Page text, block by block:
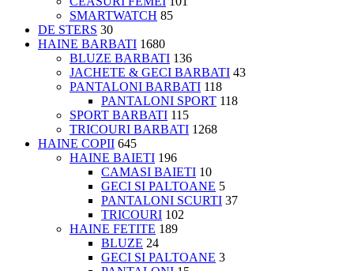
SMARTWATCH 85
DE STERS 30
HAINE BARBATI 1680
BLUZE BARBATI 136
JACHETE & GECI BARBATI 43
PANTALONI BARBATI 118
PANTALONI SPORT 118
SPORT BARBATI 115
TRICOURI BARBATI 1268
HAINE COPII 645
HAINE BAIETI 196
CAMASI BAIETI 10
GECI SI PALTOANE 5
PANTALONI SCURTI 37
TRICOURI 102
HAINE FETITE 189
BLUZE 24
GECI SI PALTOANE 3